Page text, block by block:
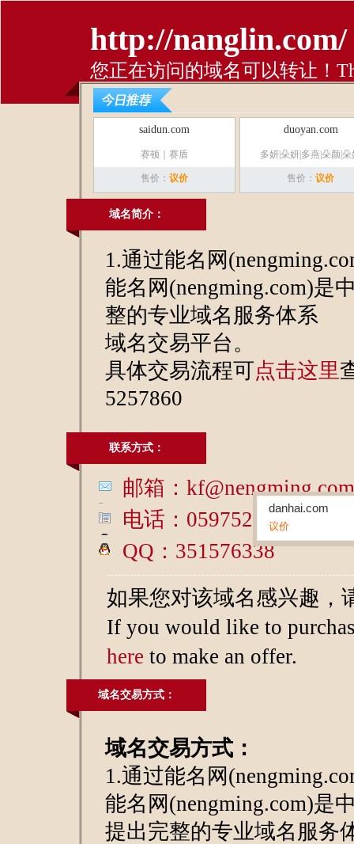
http://nanglin.com/
您正在访问的域名可以转让！
saidun.com
赛顿｜赛盾
售价： 议价
duoyan.com
多妍|朵妍|多燕|朵颜|朵
售价： 议价
域名简介：
1.通过能名网
能名网(nengming.com)是
整的专业域名服务体系
域名交易平台。
具体交易流程可点击这里
5257860
联系方式：
邮箱：kf@nengming.com
电话：05975257860
QQ：351576338
danhai.com
议价
丹海,单海
如果您对该域名感兴趣，
If you would like to
here to make an offer.
域名交易方式：
域名交易方式：
1.通过能名网
能名网(nengming.com)是
提出完整的专业域名服务